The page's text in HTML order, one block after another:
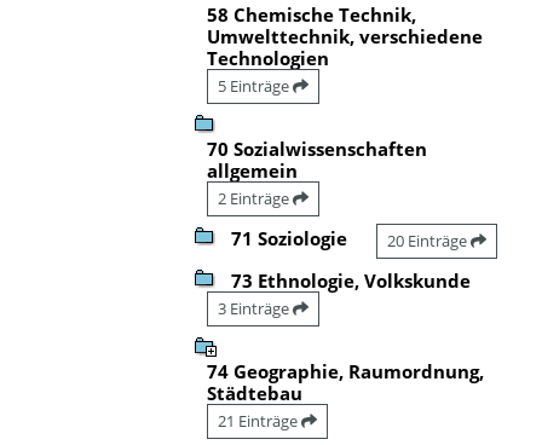
58 Chemische Technik,
Umwelttechnik, verschiedene
Technologien
5 Einträge
70 Sozialwissenschaften
allgemein
2 Einträge
71 Soziologie 20 Einträge
73 Ethnologie, Volkskunde
3 Einträge
74 Geographie, Raumordnung,
Städtebau
21 Einträge